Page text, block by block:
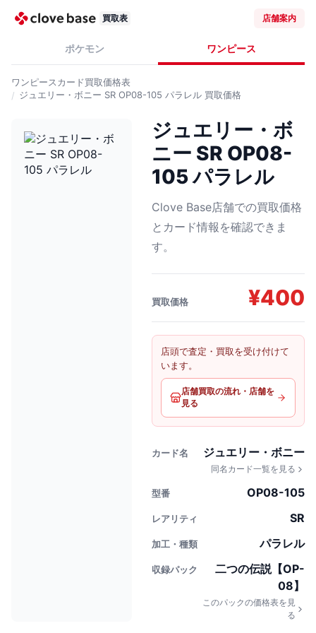
買取表 店舗案内
ポケモン ワンピース
ワンピースカード買取価格表
ジュエリー・ボニー SR OP08-105 パラレル 買取価格
ジュエリー・ボ
ニー SR OP08-
105 パラレル
Clove Base店舗での買取価格
とカード情報を確認できま
す。
買取価格 ¥400
店頭で査定・買取を受け付けて
います。
店舗買取の流れ・店舗を
見る
カード名 ジュエリー・ボニー
同名カード一覧を見る
型番 OP08-105
レアリティ SR
加工・種類 パラレル
収録パック
二つの伝説【OP-
08】
このパックの価格表を見
る